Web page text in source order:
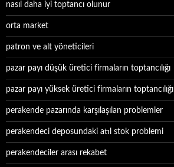
nasıl daha iyi toptancı olunur
orta market
patron ve alt yöneticileri
pazar payı düşük üretici firmaların toptancılığı
pazar payı yüksek üretici firmaların toptancılığı
perakende pazarında karşılaşılan problemler
perakendeci deposundaki atıl stok problemi
perakendeciler arası rekabet